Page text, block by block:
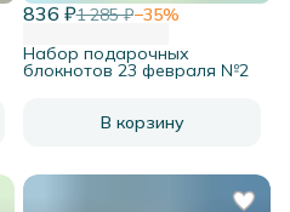
836 ₽1 285 ₽−35%
Набор подарочных
блокнотов 23 февраля №2
В корзину